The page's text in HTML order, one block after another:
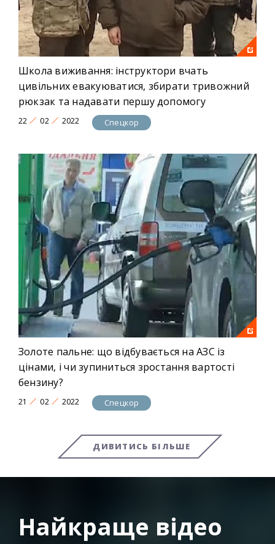
Школа виживання: інструктори вчать
цивільних евакуюватися, збирати тривожний
рюкзак та надавати першу допомогу
22 02 2022 Спецкор
Золоте пальне: що відбувається на АЗС із
цінами, і чи зупиниться зростання вартості
бензину?
21 02 2022 Спецкор
ДИВИТИСЬ БІЛЬШЕ
Найкраще відео